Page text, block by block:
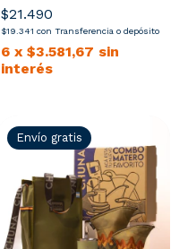
$21.490
$19.341 con Transferencia o depósito
6 x $3.581,67 sin
interés
Envío gratis